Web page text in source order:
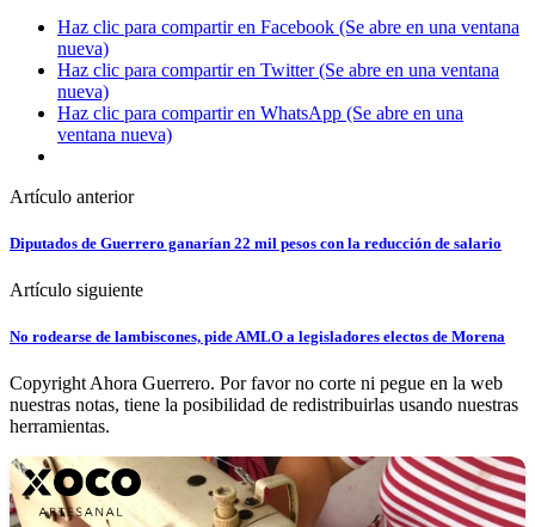
Haz clic para compartir en Facebook (Se abre en una ventana
nueva)
Haz clic para compartir en Twitter (Se abre en una ventana
nueva)
Haz clic para compartir en WhatsApp (Se abre en una
ventana nueva)
Artículo anterior
Diputados de Guerrero ganarían 22 mil pesos con la reducción de salario
Artículo siguiente
No rodearse de lambiscones, pide AMLO a legisladores electos de Morena
Copyright Ahora Guerrero. Por favor no corte ni pegue en la web
nuestras notas, tiene la posibilidad de redistribuirlas usando nuestras
herramientas.